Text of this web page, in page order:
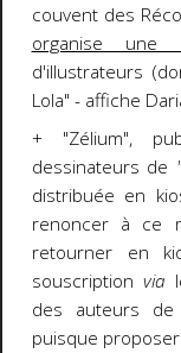
couvent des
organise une
d'illustrateurs
Lola" - affiche
+ "Zélium",
dessinateurs de
distribuée en
renoncer à ce
retourner en
souscriptionvia
des auteurs de
puisque